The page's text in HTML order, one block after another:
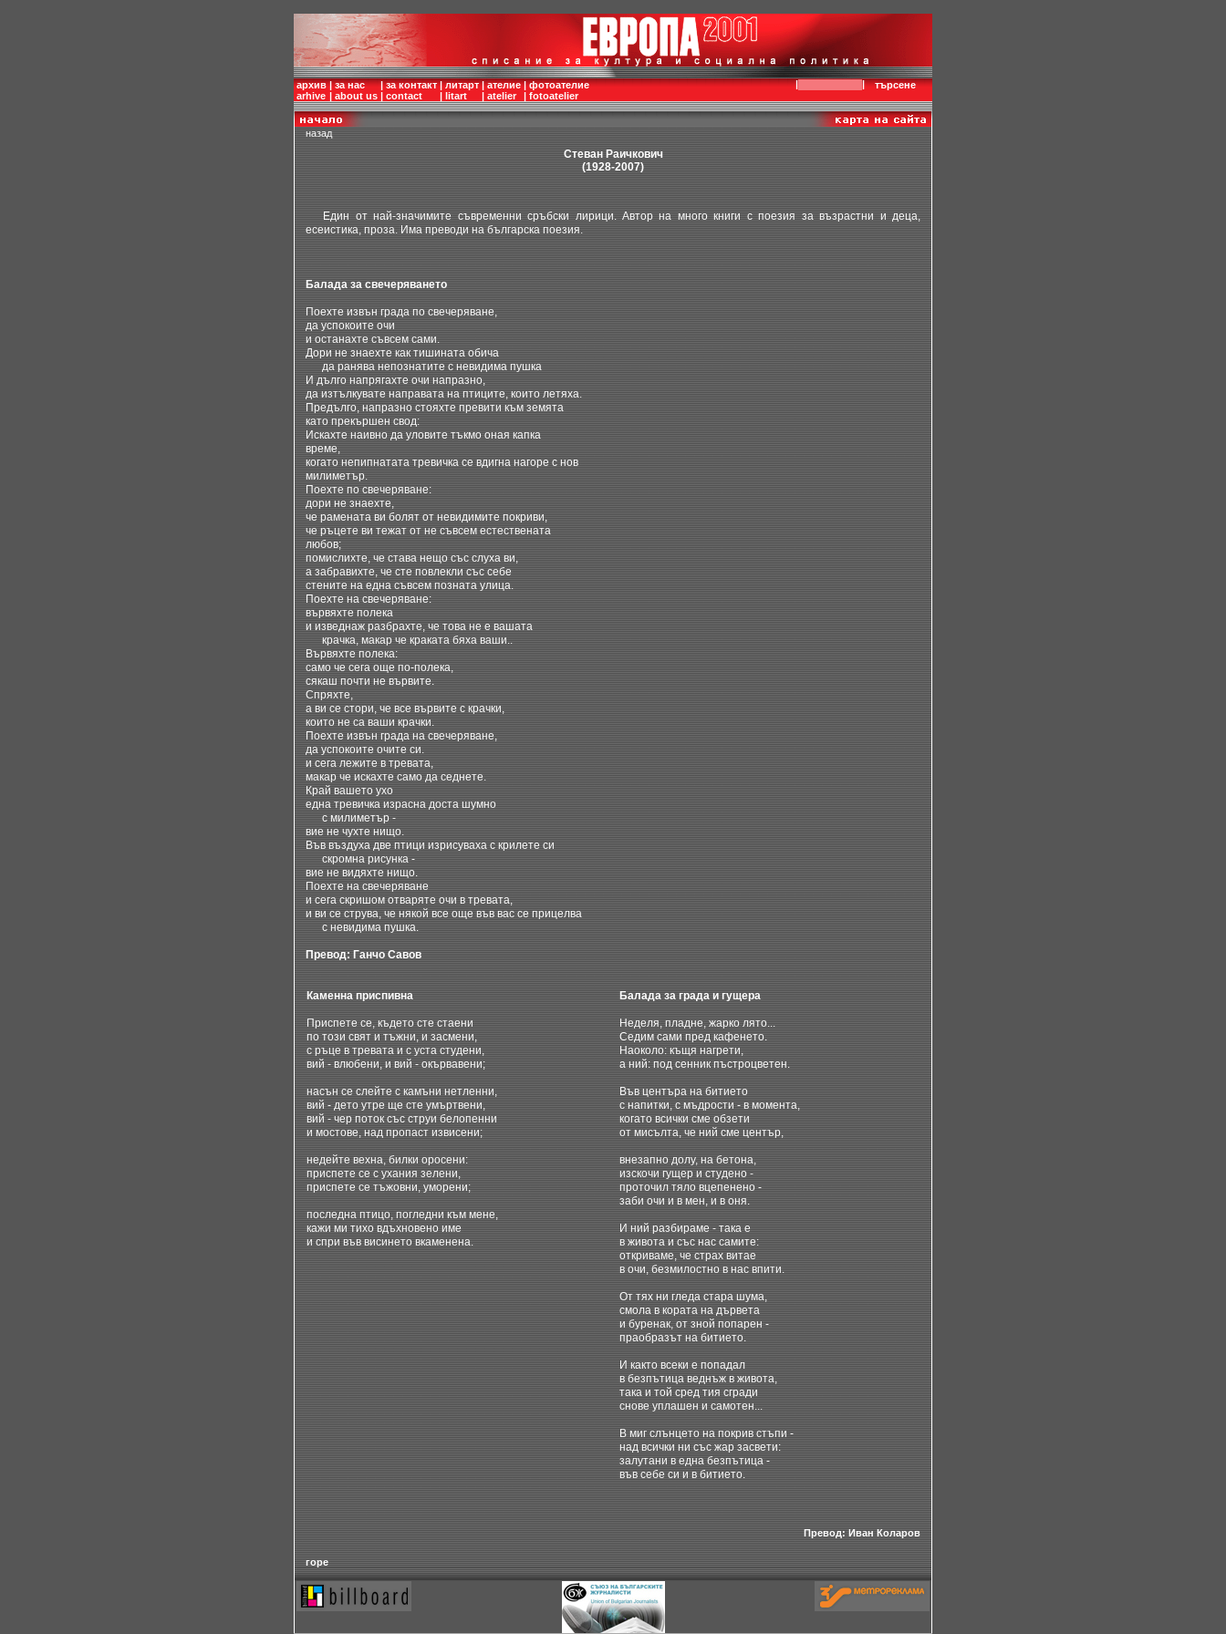
архив
arhive
|
|
за нас
about us
|
|
за контакт
contact
|
|
литарт
litart
|
|
ателие
atelier
|
|
фотоателие
fotoatelier
| |търсене
назад
Стеван Раичкович
(1928-2007)
Един от най-значимите съвременни сръбски лирици. Автор на много книги с поезия за възрастни и деца,
есеистика, проза. Има преводи на българска поезия.
Балада за свечеряването
Поехте извън града по свечеряване,
да успокоите очи
и останахте съвсем сами.
Дори не знаехте как тишината обича
да ранява непознатите с невидима пушка
И дълго напрягахте очи напразно,
да изтълкувате направата на птиците, които летяха.
Предълго, напразно стояхте превити към земята
като прекършен свод:
Искахте наивно да уловите тъкмо оная капка
време,
когато непипнатата тревичка се вдигна нагоре с нов
милиметър.
Поехте по свечеряване:
дори не знаехте,
че рамената ви болят от невидимите покриви,
че ръцете ви тежат от не съвсем естествената
любов;
помислихте, че става нещо със слуха ви,
а забравихте, че сте повлекли със себе
стените на една съвсем позната улица.
Поехте на свечеряване:
вървяхте полека
и изведнаж разбрахте, че това не е вашата
крачка, макар че краката бяха ваши..
Вървяхте полека:
само че сега още по-полека,
сякаш почти не вървите.
Спряхте,
а ви се стори, че все вървите с крачки,
които не са ваши крачки.
Поехте извън града на свечеряване,
да успокоите очите си.
и сега лежите в тревата,
макар че искахте само да седнете.
Край вашето ухо
една тревичка израсна доста шумно
с милиметър -
вие не чухте нищо.
Във въздуха две птици изрисуваха с крилете си
скромна рисунка -
вие не видяхте нищо.
Поехте на свечеряване
и сега скришом отваряте очи в тревата,
и ви се струва, че някой все още във вас се прицелва
с невидима пушка.
Превод: Ганчо Савов
Каменна приспивна
Приспете се, където сте стаени
по този свят и тъжни, и засмени,
с ръце в тревата и с уста студени,
вий - влюбени, и вий - окървавени;
насън се слейте с камъни нетленни,
вий - дето утре ще сте умъртвени,
вий - чер поток със струи белопенни
и мостове, над пропаст извисени;
недейте вехна, билки оросени:
приспете се с ухания зелени,
приспете се тъжовни, уморени;
последна птицо, погледни към мене,
кажи ми тихо вдъхновено име
и спри във висинето вкаменена.
Балада за града и гущера
Неделя, пладне, жарко лято...
Седим сами пред кафенето.
Наоколо: къщя нагрети,
а ний: под сенник пъстроцветен.
Във центъра на битието
с напитки, с мъдрости - в момента,
когато всички сме обзети
от мисълта, че ний сме център,
внезапно долу, на бетона,
изскочи гущер и студено -
проточил тяло вцепенено -
заби очи и в мен, и в оня.
И ний разбираме - така е
в живота и със нас самите:
откриваме, че страх витае
в очи, безмилостно в нас впити.
От тях ни гледа стара шума,
смола в кората на дървета
и буренак, от зной попарен -
праобразът на битието.
И както всеки е попадал
в безпътица веднъж в живота,
така и той сред тия сгради
снове уплашен и самотен...
В миг слънцето на покрив стъпи -
над всички ни със жар засвети:
залутани в една безпътица -
във себе си и в битието.
Превод: Иван Коларов
горе